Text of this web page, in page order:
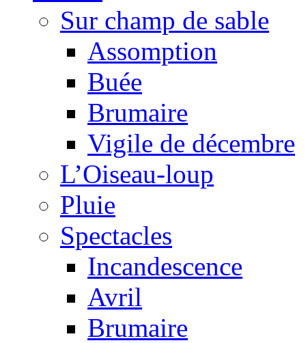
Sur champ de sable
Assomption
Buée
Brumaire
Vigile de décembre
L’Oiseau-loup
Pluie
Spectacles
Incandescence
Avril
Brumaire